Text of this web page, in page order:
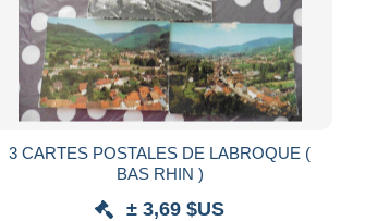
3 CARTES POSTALES DE LABROQUE (
BAS RHIN )
± 3,69 $US